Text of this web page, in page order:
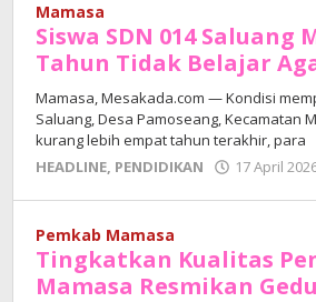
Mamasa
Siswa SDN 014 Saluang
Tahun Tidak Belajar
Mamasa, Mesakada.com — Kondisi
Saluang, Desa Pamoseang, Kecamatan
kurang lebih empat tahun terakhir, para
HEADLINE, PENDIDIKAN 17 April
Pemkab Mamasa
Tingkatkan Kualitas
Mamasa Resmikan